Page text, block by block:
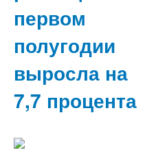
первом
полугодии
выросла на
7,7 процента